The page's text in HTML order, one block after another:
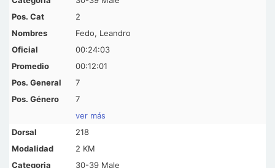
2
Fedo, Leandro
00:24:03
00:12:01
7
7
ver más
218
2 KM
30-39 Male